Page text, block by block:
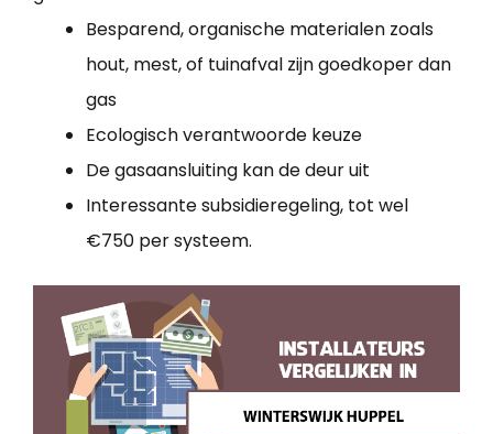
Besparend, organische materialen zoals
hout, mest, of tuinafval zijn goedkoper dan
gas
Ecologisch verantwoorde keuze
De gasaansluiting kan de deur uit
Interessante subsidieregeling, tot wel
€750 per systeem.